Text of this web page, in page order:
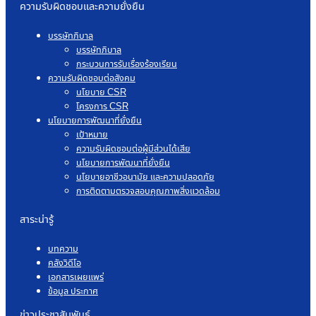
ความรับผิดชอบและความยั่งยืน
บรรษัทภิบาล
บรรษัทภิบาล
กระบวนการรับเรื่องร้องเรียน
ความรับผิดชอบต่อสังคม
นโยบาย CSR
โครงการ CSR
นโยบายการพัฒนาที่ยั่งยืน
เป้าหมาย
ความรับผิดชอบต่อผู้มีส่วนได้เสีย
นโยบายการพัฒนาที่ยั่งยืน
นโยบายอาชีวอนามัย และความปลอดภัย
การติดตามตรวจสอบคุณภาพสิ่งแวดล้อม
สาระน่ารู้
บทความ
คลังวิดีโอ
เอกสารเผยแพร่
ข้อมูล ประกาศ